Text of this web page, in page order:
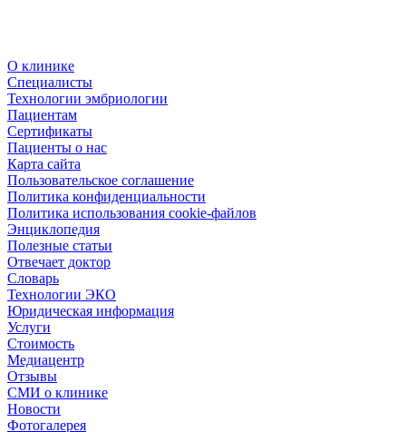
О клинике
Специалисты
Технологии эмбриологии
Пациентам
Сертификаты
Пациенты о нас
Карта сайта
Пользовательское соглашение
Политика конфиденциальности
Политика использования cookie-файлов
Энциклопедия
Полезные статьи
Отвечает доктор
Словарь
Технологии ЭКО
Юридическая информация
Услуги
Стоимость
Медиацентр
Отзывы
СМИ о клинике
Новости
Фотогалерея